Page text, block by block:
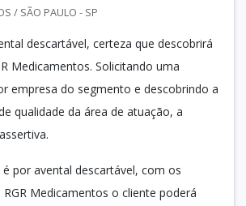
/ SÃO PAULO - SP
descartável, certeza que descobrirá
Medicamentos. Solicitando uma
empresa do segmento e descobrindo a
qualidade da área de atuação, a
por avental descartável, com os
Medicamentos o cliente poderá